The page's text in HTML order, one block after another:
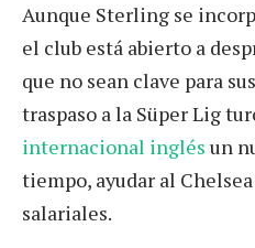
Aunque Sterling se
el club está abierto a
que no sean clave para
traspaso a la Süper Lig
internacional inglés un
tiempo, ayudar al
salariales.